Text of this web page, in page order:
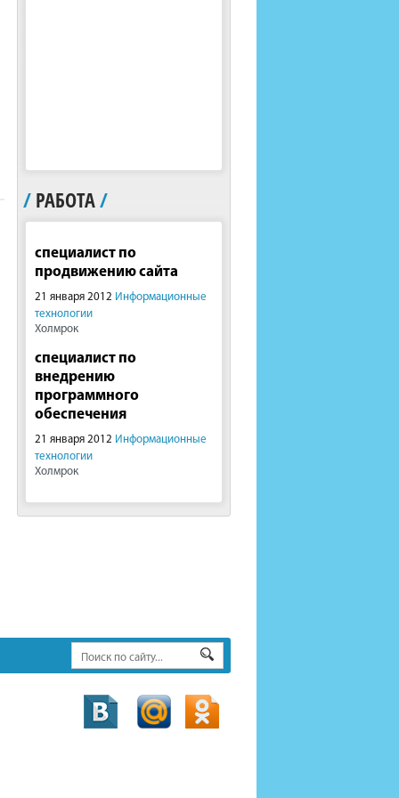
/ РАБОТА/
специалист по
продвижению сайта
21 января 2012 Информационные
технологии
Холмрок
специалист по
внедрению
программного
обеспечения
21 января 2012 Информационные
технологии
Холмрок